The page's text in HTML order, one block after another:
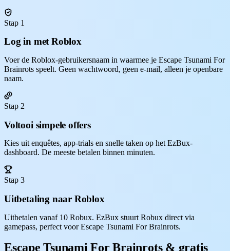
Stap 1
Log in met Roblox
Voer de Roblox-gebruikersnaam in waarmee je Escape Tsunami For
Brainrots speelt. Geen wachtwoord, geen e-mail, alleen je openbare
naam.
Stap 2
Voltooi simpele offers
Kies uit enquêtes, app-trials en snelle taken op het EzBux-
dashboard. De meeste betalen binnen minuten.
Stap 3
Uitbetaling naar Roblox
Uitbetalen vanaf 10 Robux. EzBux stuurt Robux direct via
gamepass, perfect voor Escape Tsunami For Brainrots.
Escape Tsunami For Brainrots & gratis